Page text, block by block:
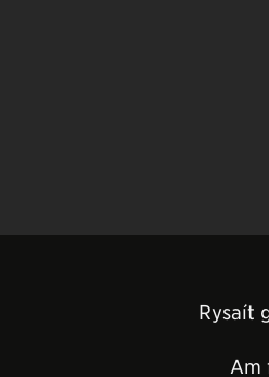
Rysaít
Am